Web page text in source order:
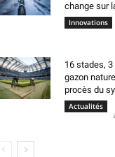
change sur
Innovations
16 stades,
gazon
procès du
Actualités